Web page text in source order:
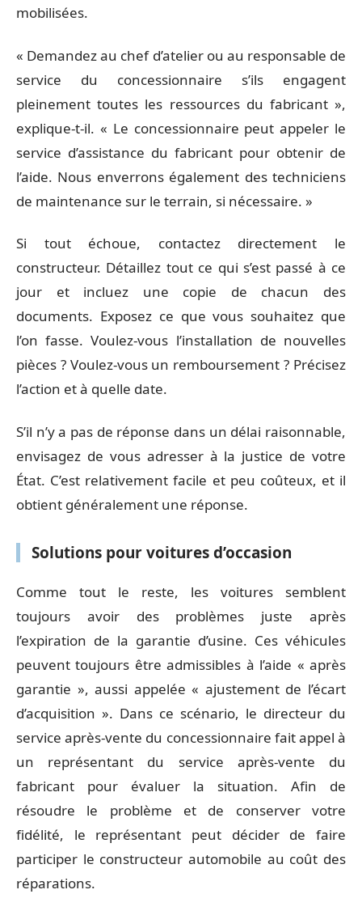
mobilisées.
« Demandez au chef d’atelier ou au responsable de
service du concessionnaire s’ils engagent
pleinement toutes les ressources du fabricant »,
explique-t-il. « Le concessionnaire peut appeler le
service d’assistance du fabricant pour obtenir de
l’aide. Nous enverrons également des techniciens
de maintenance sur le terrain, si nécessaire. »
Si tout échoue, contactez directement le
constructeur. Détaillez tout ce qui s’est passé à ce
jour et incluez une copie de chacun des
documents. Exposez ce que vous souhaitez que
l’on fasse. Voulez-vous l’installation de nouvelles
pièces ? Voulez-vous un remboursement ? Précisez
l’action et à quelle date.
S’il n’y a pas de réponse dans un délai raisonnable,
envisagez de vous adresser à la justice de votre
État. C’est relativement facile et peu coûteux, et il
obtient généralement une réponse.
Solutions pour voitures d’occasion
Comme tout le reste, les voitures semblent
toujours avoir des problèmes juste après
l’expiration de la garantie d’usine. Ces véhicules
peuvent toujours être admissibles à l’aide « après
garantie », aussi appelée « ajustement de l’écart
d’acquisition ». Dans ce scénario, le directeur du
service après-vente du concessionnaire fait appel à
un représentant du service après-vente du
fabricant pour évaluer la situation. Afin de
résoudre le problème et de conserver votre
fidélité, le représentant peut décider de faire
participer le constructeur automobile au coût des
réparations.